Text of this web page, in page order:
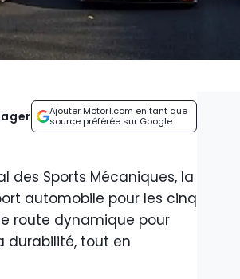
Ajouter Motor1.com en tant que
source préférée sur Google
des Sports Mécaniques, la
automobile pour les cinq
route dynamique pour
durabilité, tout en